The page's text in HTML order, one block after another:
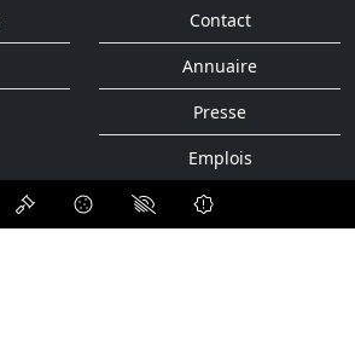
Contact
Annuaire
Presse
Emplois